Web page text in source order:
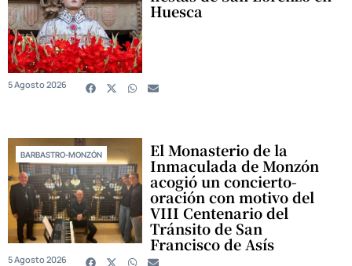
Huesca
5 Agosto 2026
BARBASTRO-MONZÓN El Monasterio de la
Inmaculada de Monzón
acogió un concierto-
oración con motivo del
VIII Centenario del
Tránsito de San
Francisco de Asís
5 Agosto 2026